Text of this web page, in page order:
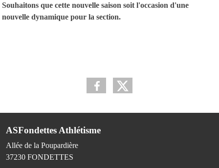
Souhaitons que cette nouvelle saison soit l'occasion d'une
nouvelle dynamique pour la section.
ASFondettes Athlétisme
Allée de la Poupardière
37230 FONDETTES